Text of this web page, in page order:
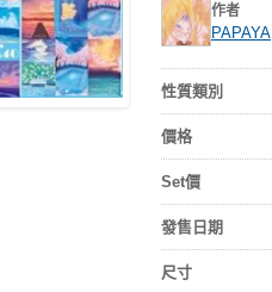
作者
PAPAYA
性質類別
價格
Set價
發售日期
尺寸